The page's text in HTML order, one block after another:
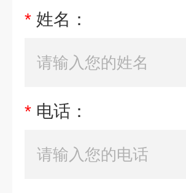
* 姓名：
* 电话：